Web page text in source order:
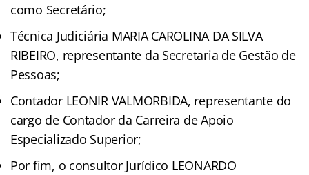
como Secretário;
Técnica Judiciária MARIA CAROLINA DA SILVA
RIBEIRO, representante da Secretaria de Gestão de
Pessoas;
Contador LEONIR VALMORBIDA, representante do
cargo de Contador da Carreira de Apoio
Especializado Superior;
Por fim, o consultor Jurídico LEONARDO